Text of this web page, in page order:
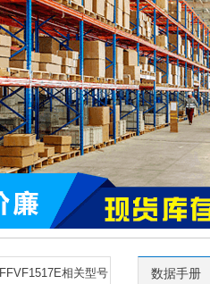
相关型号 数据手册